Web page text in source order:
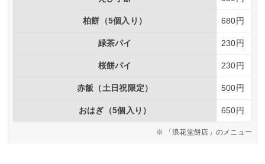
柏餅（5個入り） 680円
緑茶パイ 230円
桜餅パイ 230円
赤飯（土日祝限定） 500円
おはぎ（5個入り） 650円
「浪花堂餅店」のメニュー